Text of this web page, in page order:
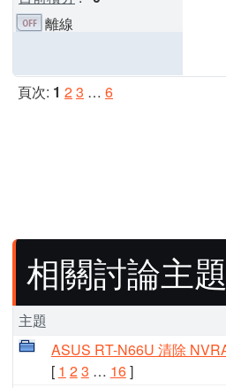
離線
頁次: 1 23 … 6
相關討論主題
主題
ASUS RT-N66U 清除
[ 1 23 … 16]